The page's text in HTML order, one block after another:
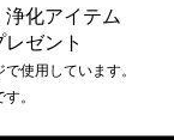
化アイテム
ゼント
使用しています。
。